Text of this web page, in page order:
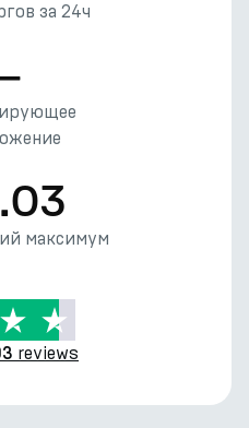
за 24ч
максимум
reviews